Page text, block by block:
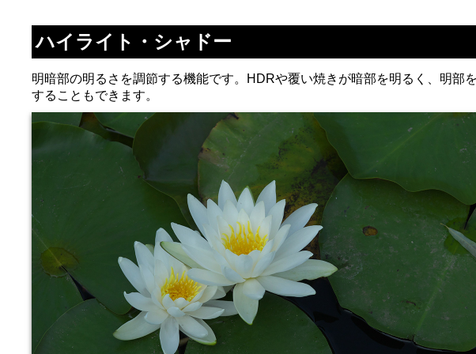
ハイライト・シャドー
明暗部の明るさを調節する機能です。HDRや覆い焼きが暗部を明るく、明
することもできます。